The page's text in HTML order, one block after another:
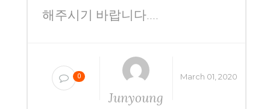
해주시기 바랍니다....
0
Junyoung
March 01, 2020